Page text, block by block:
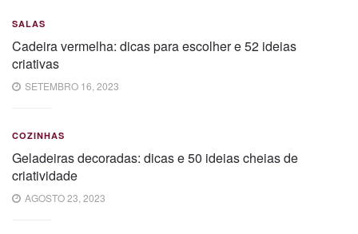
SALAS
Cadeira vermelha: dicas para escolher e 52 ideias
criativas
SETEMBRO 16, 2023
COZINHAS
Geladeiras decoradas: dicas e 50 ideias cheias de
criatividade
AGOSTO 23, 2023